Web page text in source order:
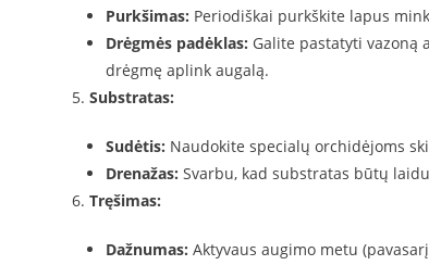
Purkšimas: Periodiškai purkškite lapus
Drėgmės padėklas: Galite pastatyti vazoną
drėgmę aplink augalą.
Substratas:
Sudėtis: Naudokite specialų orchidėjoms
Drenažas: Svarbu, kad substratas būtų
Tręšimas:
Dažnumas: Aktyvaus augimo metu